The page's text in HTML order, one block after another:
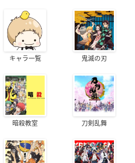
キャラ一覧 鬼滅の刃
暗殺教室 刀剣乱舞